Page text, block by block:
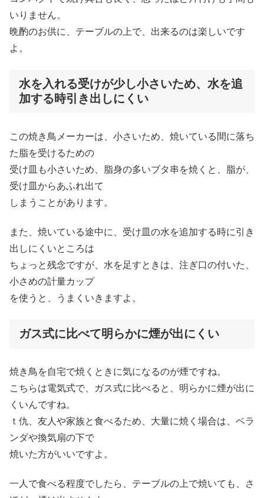
いりません。
晩酌のお供に、テーブルの上で、出来るのは楽しいです
よ。
水を入れる受けが少し小さいため、水を追
加する時引き出しにくい
この焼き鳥メーカーは、小さいため、焼いている間に落ち
た脂を受けるための
受け皿も小さいため、脂身の多いブタ串を焼くと、脂が、
受け皿からあふれ出て
しまうことがあります。
また、焼いている途中に、受け皿の水を追加する時に引き
出しにくいところは
ちょっと残念ですが、水を足すときは、注ぎ口の付いた、
小さめの計量カップ
を使うと、うまくいきますよ。
ガス式に比べて明らかに煙が出にくい
焼き鳥を自宅で焼くときに気になるのが煙ですね。
こちらは電気式で、ガス式に比べると、明らかに煙が出に
くいんですね。
ｔ仇、友人や家族と食べるため、大量に焼く場合は、ベラ
ンダや換気扇の下で
焼いた方がいいですよ。
一人で食べる程度でしたら、テーブルの上で焼いても、さ